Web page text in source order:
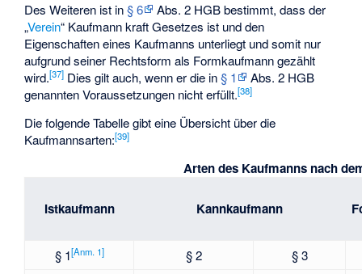
Des Weiteren ist in§ 6
Abs. 2 HGB bestimmt, dass der
„Verein“ Kaufmann kraft Gesetzes ist und den
Eigenschaften eines Kaufmanns unterliegt und somit nur
aufgrund seiner Rechtsform als Formkaufmann gezählt
wird.[37] Dies gilt auch, wenn er die in§ 1
Abs. 2 HGB
genannten Voraussetzungen nicht erfüllt.[38]
Die folgende Tabelle gibt eine Übersicht über die
Kaufmannsarten:[39]
Arten des Kaufmanns nach
Istkaufmann Kannkaufmann
§ 1[Anm. 1] § 2
§ 3